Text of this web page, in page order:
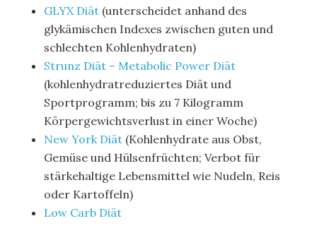
GLYX Diät (unterscheidet anhand des
glykämischen Indexes zwischen guten und
schlechten Kohlenhydraten)
Strunz Diät – Metabolic Power Diät
(kohlenhydratreduziertes Diät und
Sportprogramm; bis zu 7 Kilogramm
Körpergewichtsverlust in einer Woche)
New York Diät (Kohlenhydrate aus Obst,
Gemüse und Hülsenfrüchten; Verbot für
stärkehaltige Lebensmittel wie Nudeln, Reis
oder Kartoffeln)
Low Carb Diät